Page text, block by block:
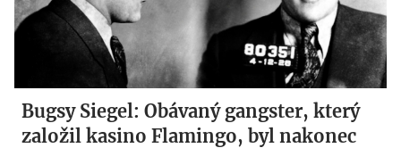
Bugsy Siegel: Obávaný gangster, který
založil kasino Flamingo, byl nakonec